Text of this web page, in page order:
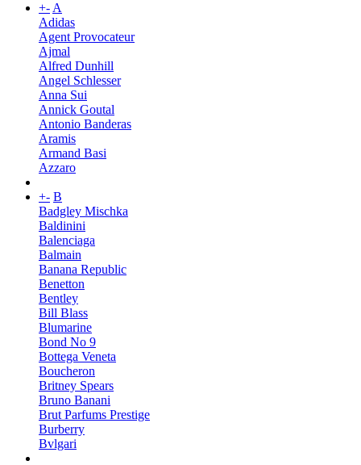
+-A
Adidas
Agent Provocateur
Ajmal
Alfred Dunhill
Angel Schlesser
Anna Sui
Annick Goutal
Antonio Banderas
Aramis
Armand Basi
Azzaro
+- B
Badgley Mischka
Baldinini
Balenciaga
Balmain
Banana Republic
Benetton
Bentley
Bill Blass
Blumarine
Bond No 9
Bottega Veneta
Boucheron
Britney Spears
Bruno Banani
Brut Parfums Prestige
Burberry
Bvlgari